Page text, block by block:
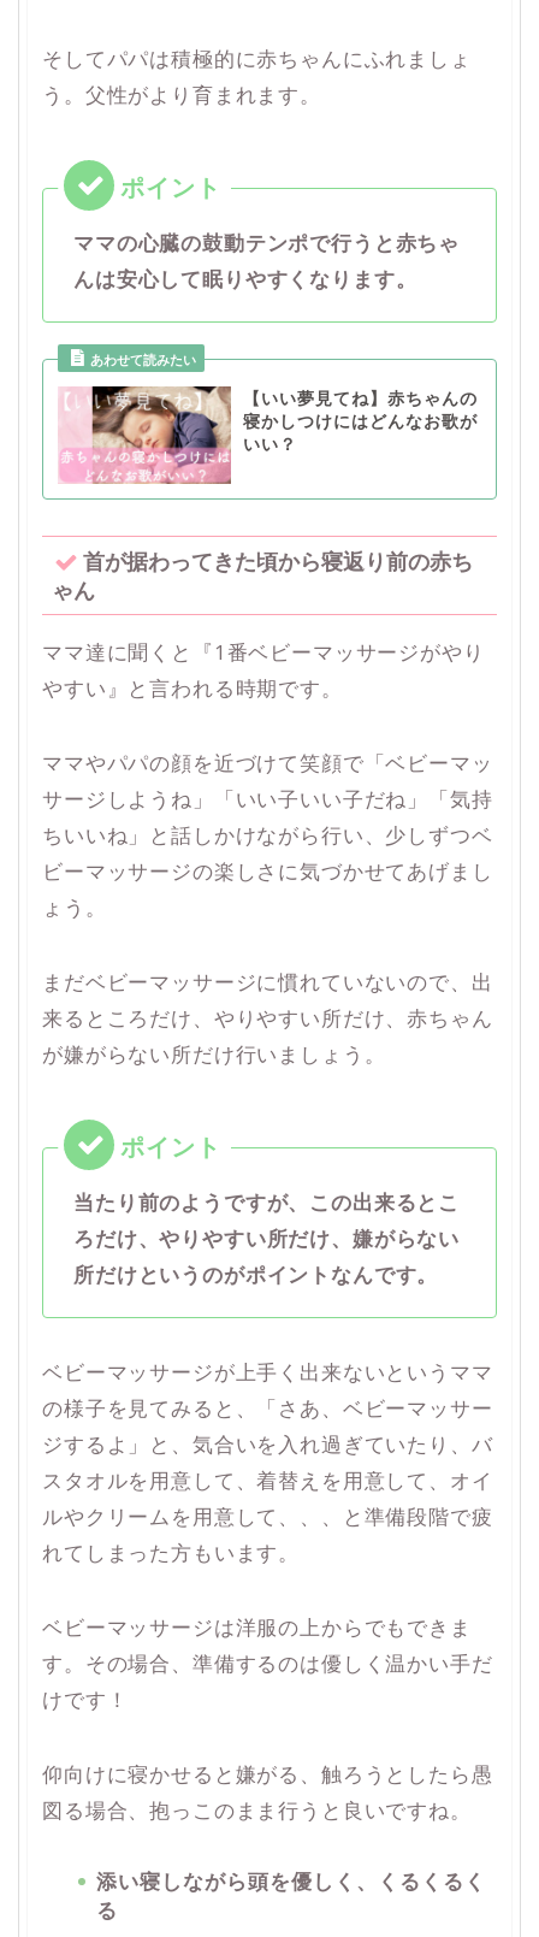
そしてパパは積極的に赤ちゃんにふれましょ
う。父性がより育まれます。
ママの心臓の鼓動テンポで行うと赤ちゃ
んは安心して眠りやすくなります。
【いい夢見てね】赤ちゃんの
寝かしつけにはどんなお歌が
いい？
首が据わってきた頃から寝返り前の赤ち
ゃん
ママ達に聞くと『1番ベビーマッサージがやり
やすい』と言われる時期です。
ママやパパの顔を近づけて笑顔で「ベビーマッ
サージしようね」「いい子いい子だね」「気持
ちいいね」と話しかけながら行い、少しずつベ
ビーマッサージの楽しさに気づかせてあげまし
ょう。
まだベビーマッサージに慣れていないので、出
来るところだけ、やりやすい所だけ、赤ちゃん
が嫌がらない所だけ行いましょう。
当たり前のようですが、この出来るとこ
ろだけ、やりやすい所だけ、嫌がらない
所だけというのがポイントなんです。
ベビーマッサージが上手く出来ないというママ
の様子を見てみると、「さあ、ベビーマッサー
ジするよ」と、気合いを入れ過ぎていたり、バ
スタオルを用意して、着替えを用意して、オイ
ルやクリームを用意して、、、と準備段階で疲
れてしまった方もいます。
ベビーマッサージは洋服の上からでもできま
す。その場合、準備するのは優しく温かい手だ
けです！
仰向けに寝かせると嫌がる、触ろうとしたら愚
図る場合、抱っこのまま行うと良いですね。
添い寝しながら頭を優しく、くるくるく
る